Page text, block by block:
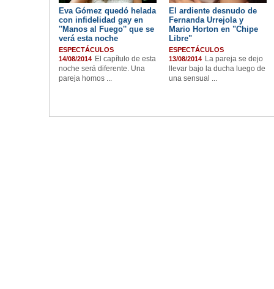
Eva Gómez quedó helada
con infidelidad gay en
''Manos al Fuego'' que se
verá esta noche
ESPECTÁCULOS
14/08/2014 El capítulo de esta
noche será diferente. Una
pareja homos ...
El ardiente desnudo de
Fernanda Urrejola y
Mario Horton en "Chipe
Libre"
ESPECTÁCULOS
13/08/2014 La pareja se dejo
llevar bajo la ducha luego de
una sensual ...